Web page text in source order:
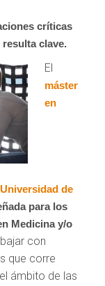
críticas
clave.
El
máster
en
Universidad de
para los
Medicina y/o
con
que corre
ámbito de las